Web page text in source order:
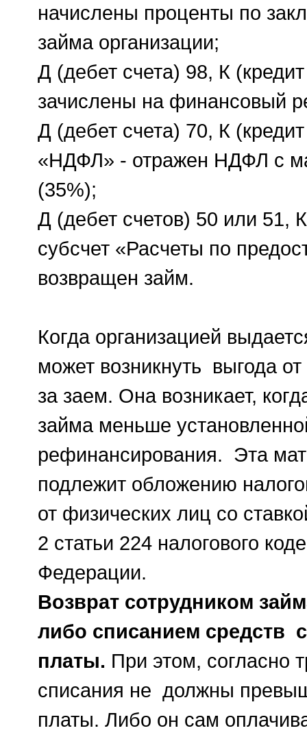
начислены проценты по
займа организации;
Д (дебет счета) 98, К
зачислены на финансовый
Д (дебет счета) 70, К
«НДФЛ» - отражен НДФЛ с
(35%);
Д (дебет счетов) 50 или 51,
субсчет «Расчеты по
возвращен займ.
Когда организацией
может возникнуть выгода
за заем. Она возникает,
займа меньше
рефинансирования. Эта
подлежит обложению
от физических лиц со
2 статьи 224 налогового
Федерации.
Возврат сотрудником
либо списанием средств
платы. При этом, согласно
списания не должны
платы. Либо он сам